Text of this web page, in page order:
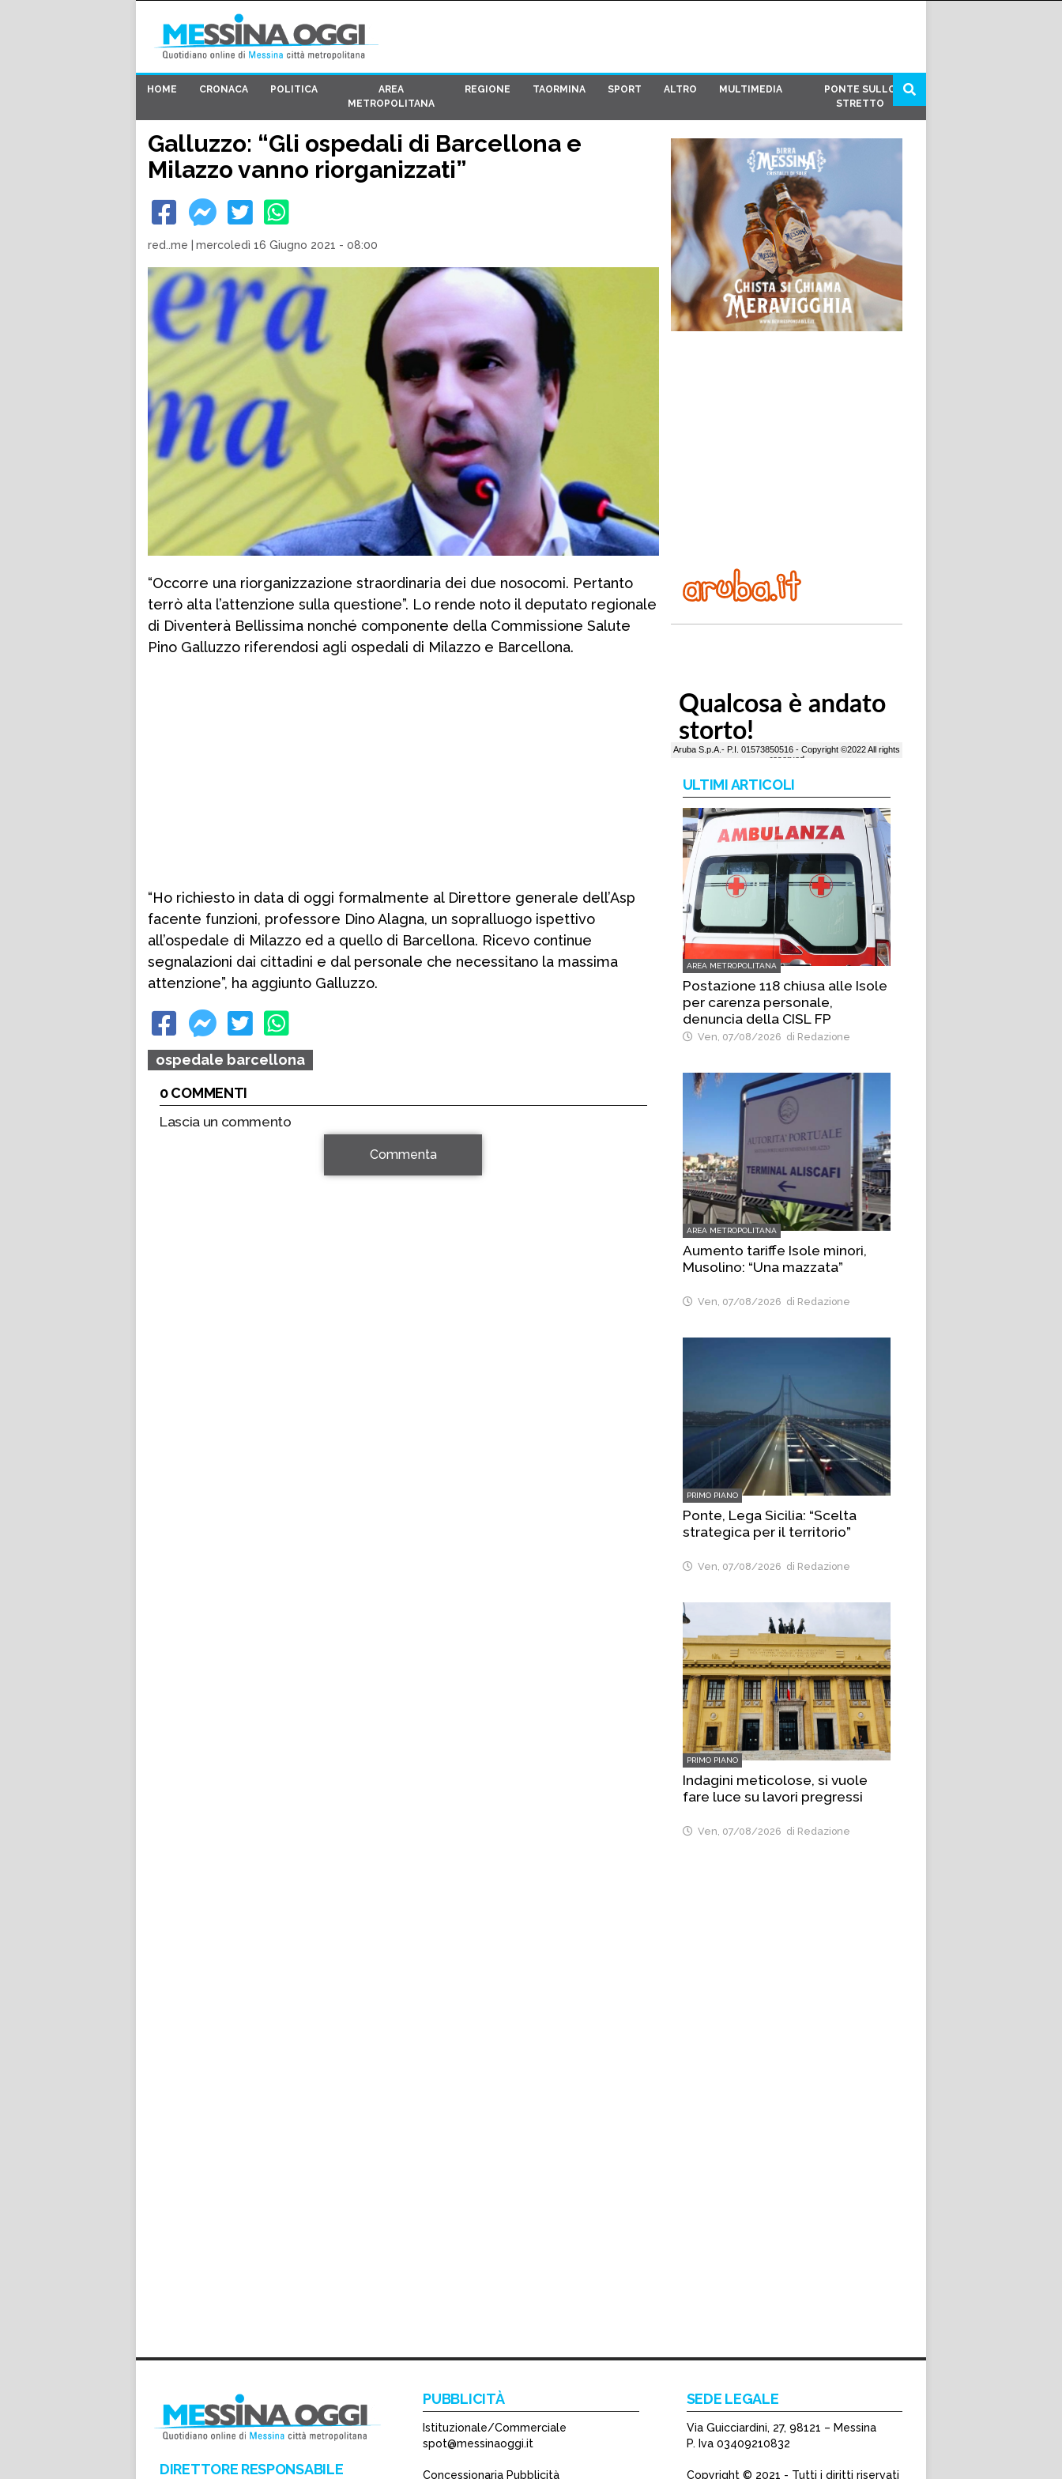
HOME CRONACA POLITICA
AREA
METROPOLITANA
REGIONE TAORMINA SPORT ALTRO MULTIMEDIA
PONTE SULLO
STRETTO
Galluzzo: “Gli ospedali di Barcellona e
Milazzo vanno riorganizzati”
red..me mercoledì 16 Giugno 2021 - 08:00
“Occorre una riorganizzazione straordinaria dei due nosocomi. Pertanto
terrò alta l’attenzione sulla questione”. Lo rende noto il deputato regionale
di Diventerà Bellissima nonché componente della Commissione Salute
Pino Galluzzo riferendosi agli ospedali di Milazzo e Barcellona.
“Ho richiesto in data di oggi formalmente al Direttore generale dell’Asp
facente funzioni, professore Dino Alagna, un sopralluogo ispettivo
all’ospedale di Milazzo ed a quello di Barcellona. Ricevo continue
segnalazioni dai cittadini e dal personale che necessitano la massima
attenzione”, ha aggiunto Galluzzo.
ospedale barcellona
0 COMMENTI
Lascia un commento
Commenta
ULTIMI ARTICOLI
AREA METROPOLITANA
Postazione 118 chiusa alle Isole
per carenza personale,
denuncia della CISL FP
Ven, 07/08/2026 di Redazione
AREA METROPOLITANA
Aumento tariffe Isole minori,
Musolino: “Una mazzata”
Ven, 07/08/2026 di Redazione
PRIMO PIANO
Ponte, Lega Sicilia: “Scelta
strategica per il territorio”
Ven, 07/08/2026 di Redazione
PRIMO PIANO
Indagini meticolose, si vuole
fare luce su lavori pregressi
Ven, 07/08/2026 di Redazione
DIRETTORE RESPONSABILE
PUBBLICITÀ
Istituzionale/Commerciale
spot@messinaoggi.it
Concessionaria Pubblicità
SEDE LEGALE
Via Guicciardini, 27, 98121 – Messina
P. Iva 03409210832
Copyright © 2021 - Tutti i diritti riservati